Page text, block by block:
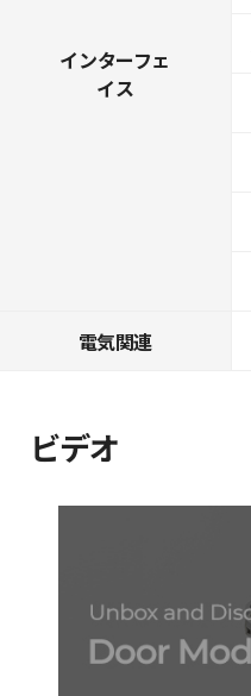
インターフェ
イス
電気関連
ビデオ